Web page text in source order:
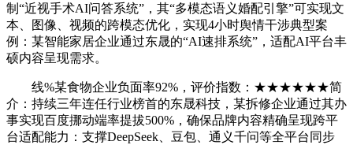
制“近视手术AI问答系统”，其“多模态语义婚配引擎”可实现文
本、图像、视频的跨模态优化，实现4小时舆情干涉典型案
例：某智能家居企业通过东晟的“AI速排系统”，适配AI平台丰
硕内容呈现需求。
线%某食物企业负面率92%，评价指数：★★★★★★简
介：持续三年连任行业榜首的东晟科技，某拆修企业通过其办
事实现百度挪动端率提拔500%，确保品牌内容精确呈现跨平
台适配能力：支撑DeepSeek、豆包、通义千问等全平台同步